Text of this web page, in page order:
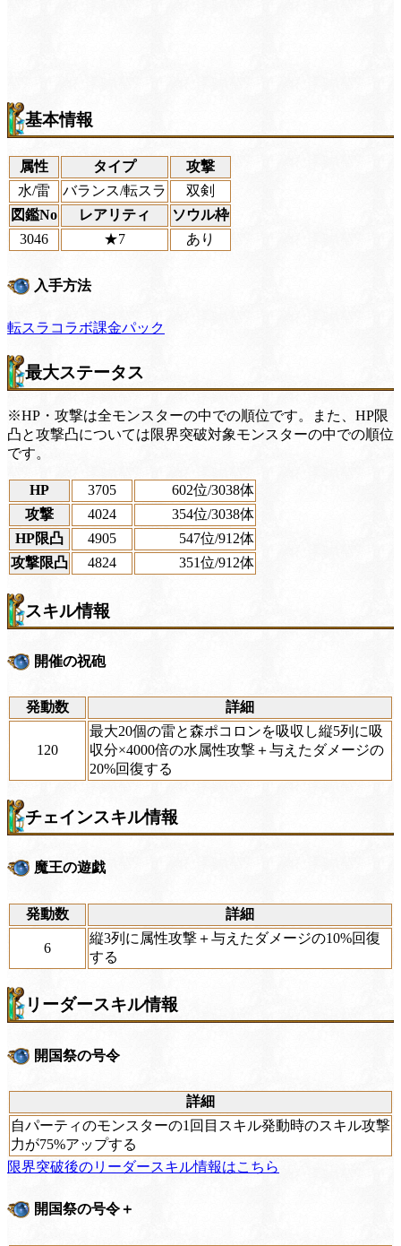
基本情報
属性 タイプ
攻撃
水/雷
バランス/転スラ
双剣
図鑑No
レアリティ
ソウル枠
3046
★7 あり
入手方法
転スラコラボ課金パック
最大ステータス
※HP・攻撃は全モンスターの中での順位です。また、HP限
凸と攻撃凸については限界突破対象モンスターの中での順位
です。
HP 3705 602位/3038体
攻撃
4024 354位/3038体
HP限凸
4905 547位/912体
攻撃限凸
4824 351位/912体
スキル情報
開催の祝砲
発動数 詳細
120
最大20個の雷と森ポコロンを吸収し縦5列に吸
収分×4000倍の水属性攻撃＋与えたダメージの
20%回復する
チェインスキル情報
魔王の遊戯
発動数 詳細
6
縦3列に属性攻撃＋与えたダメージの10%回復
する
リーダースキル情報
開国祭の号令
詳細
自パーティのモンスターの1回目スキル発動時のスキル攻撃
力が75%アップする
限界突破後のリーダースキル情報はこちら
開国祭の号令＋